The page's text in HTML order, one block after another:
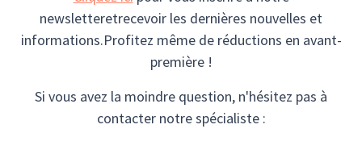
newsletteretrecevoir les dernières nouvelles et
informations.Profitez même de réductions en avant-
première !
Si vous avez la moindre question, n'hésitez pas à
contacter notre spécialiste :